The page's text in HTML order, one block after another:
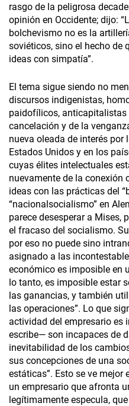
rasgo de la peligrosa
opinión en Occidente; dijo:
bolchevismo no es la
soviéticos, sino el hecho de
ideas con simpatía”.
El tema sigue siendo no
discursos indigenistas,
paidofílicos, anticapitalistas
cancelación y de la
nueva oleada de interés
Estados Unidos y en los
cuyas élites intelectuales
nuevamente de la conexión
ideas con las prácticas del
“nacionalsocialismo” en
parece desesperar a Mises,
el fracaso del socialismo.
por eso no puede sino
asignado a las
económico es imposible en
lo tanto, es imposible estar
las ganancias, y también
las operaciones”. Lo que
actividad del empresario es
escribe— son incapaces de
inevitabilidad de los
sus concepciones de una
estáticas”. Esto se ve mejor
un empresario que afronta
legítimamente especula,